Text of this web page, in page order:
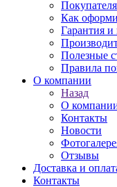
Как
Гарантия и
Полезные
Правила
О компании
Назад
О
Контакты
Новости
Отзывы
Доставка и
Контакты